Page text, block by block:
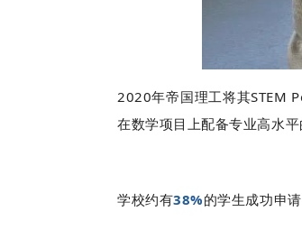
2020年帝国理工将其STEM
在数学项目上配备专业高水
学校约有38%的学生成功申